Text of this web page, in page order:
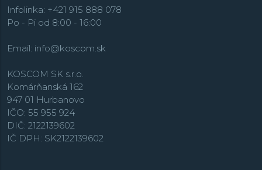
Infolinka: +421 915 888 078
Po - Pi od 8:00 - 16:00
Email: info@koscom.sk
KOSCOM SK s.r.o.
Komárňanská 162
947 01 Hurbanovo
IČO: 55 955 924
DIČ: 2122139602
IČ DPH: SK2122139602